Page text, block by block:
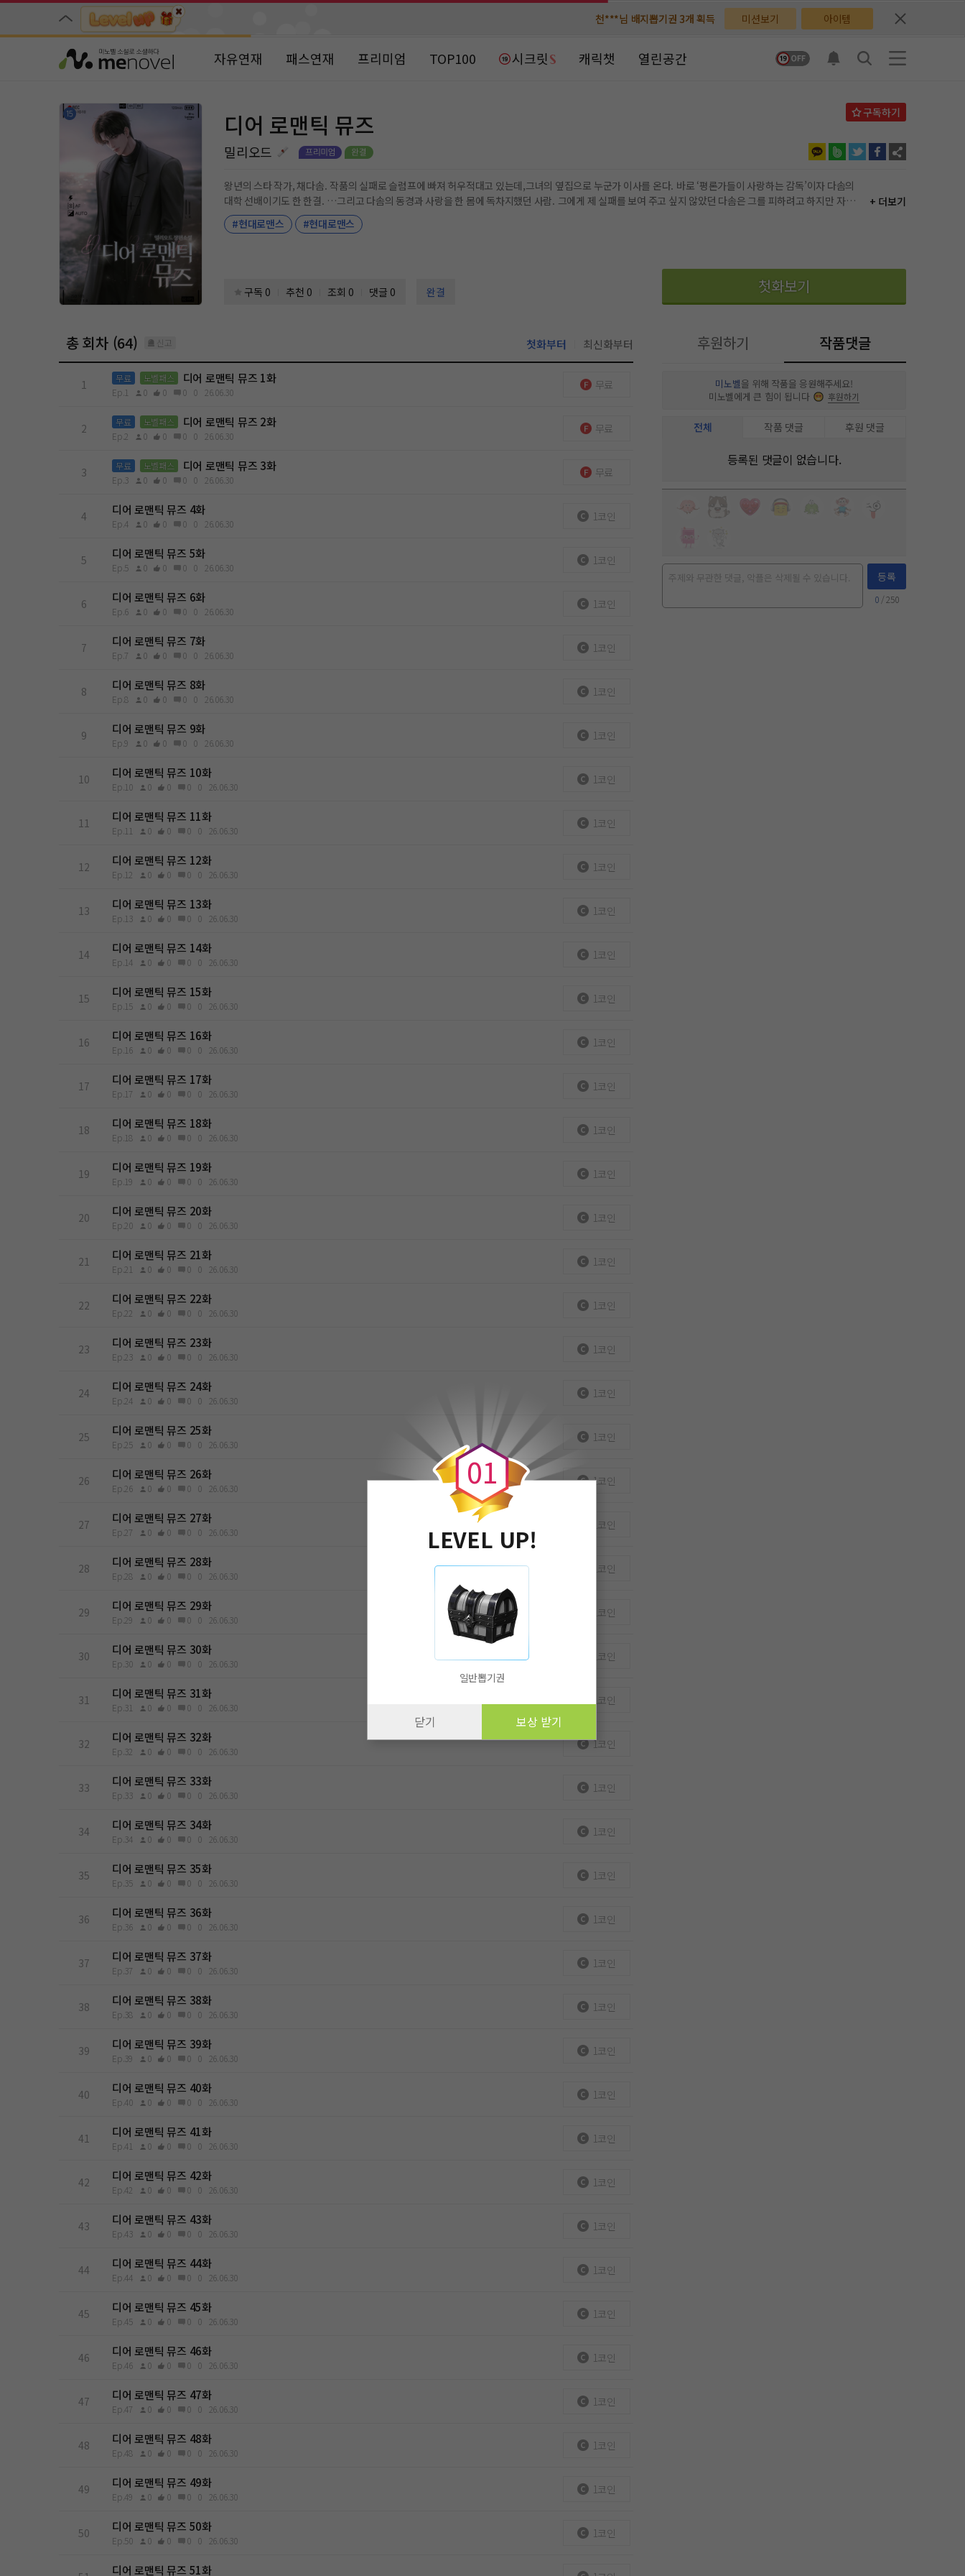
천***님 배지뽑기권 3개 획득
천***님 배지뽑기권 3개 획득
메**님 노벨패스 체험권 3일 획득
메**님 노벨패스 체험권 3일 획득
갈***님 후원10코인 획득
갈***님 후원10코인 획득
미션보기 아이템
자유연재 패스연재 프리미엄 TOP100 시크릿 캐릭챗 열린공간
디어 로맨틱 뮤즈
밀리오드
왕년의 스타 작가, 채다솜. 작품의 실패로 슬럼프에 빠져 허우적대고 있는데,그녀의 옆집으로 누군가 이사를 온다. 바로 ‘평론가들이 사랑하는 감독’이자 다솜의
대학 선배이기도 한 한결. …그리고 다솜의 동경과 사랑을 한 몸에 독차지했던 사람. 그에게 제 실패를 보여 주고 싶지 않았던 다솜은 그를 피하려고 하지만 자꾸
의도치 않게 그에게 실수를 하게 되고, 속상함에 술을 마시다가 기어이 선을 넘어 버리고 마는데…. “선배, 나랑 잘래요?” 돌이킬 수 없게 되어 버렸다고 후회하
던 차, 생각지도 못하게 그에게 되돌려 받고 만다. “내가 어제 얼마나 난감하고 아팠었는지 역지사지로 겪어 봐야지, 다솜아. 그래야 내가 지금 얼마나 억울한지
+ 더보기
#현대로맨스
#현대로맨스
구독 0 추천 0 조회 0 댓글 0 완결 첫화보기
총 회차 (64) 신고 첫화부터 최신화부터
1 무료 노벨패스 디어 로맨틱 뮤즈 1화
Ep.1 0 0 0 0 26.06.30
무료
2 무료 노벨패스 디어 로맨틱 뮤즈 2화
Ep.2 0 0 0 0 26.06.30
무료
3 무료 노벨패스 디어 로맨틱 뮤즈 3화
Ep.3 0 0 0 0 26.06.30
무료
4 디어 로맨틱 뮤즈 4화
Ep.4 0 0 0 0 26.06.30
1코인
5 디어 로맨틱 뮤즈 5화
Ep.5 0 0 0 0 26.06.30
1코인
6 디어 로맨틱 뮤즈 6화
Ep.6 0 0 0 0 26.06.30
1코인
7 디어 로맨틱 뮤즈 7화
Ep.7 0 0 0 0 26.06.30
1코인
8 디어 로맨틱 뮤즈 8화
Ep.8 0 0 0 0 26.06.30
1코인
9 디어 로맨틱 뮤즈 9화
Ep.9 0 0 0 0 26.06.30
1코인
10 디어 로맨틱 뮤즈 10화
Ep.10 0 0 0 0 26.06.30
1코인
11 디어 로맨틱 뮤즈 11화
Ep.11 0 0 0 0 26.06.30
1코인
12 디어 로맨틱 뮤즈 12화
Ep.12 0 0 0 0 26.06.30
1코인
13 디어 로맨틱 뮤즈 13화
Ep.13 0 0 0 0 26.06.30
1코인
14 디어 로맨틱 뮤즈 14화
Ep.14 0 0 0 0 26.06.30
1코인
15 디어 로맨틱 뮤즈 15화
Ep.15 0 0 0 0 26.06.30
1코인
16 디어 로맨틱 뮤즈 16화
Ep.16 0 0 0 0 26.06.30
1코인
17 디어 로맨틱 뮤즈 17화
Ep.17 0 0 0 0 26.06.30
1코인
18 디어 로맨틱 뮤즈 18화
Ep.18 0 0 0 0 26.06.30
1코인
19 디어 로맨틱 뮤즈 19화
Ep.19 0 0 0 0 26.06.30
1코인
20 디어 로맨틱 뮤즈 20화
Ep.20 0 0 0 0 26.06.30
1코인
21 디어 로맨틱 뮤즈 21화
Ep.21 0 0 0 0 26.06.30
1코인
22 디어 로맨틱 뮤즈 22화
Ep.22 0 0 0 0 26.06.30
1코인
23 디어 로맨틱 뮤즈 23화
Ep.23 0 0 0 0 26.06.30
1코인
24 디어 로맨틱 뮤즈 24화
Ep.24 0 0 0 0 26.06.30
1코인
25 디어 로맨틱 뮤즈 25화
Ep.25 0 0 0 0 26.06.30
1코인
26 디어 로맨틱 뮤즈 26화
Ep.26 0 0 0 0 26.06.30
1코인
27 디어 로맨틱 뮤즈 27화
Ep.27 0 0 0 0 26.06.30
1코인
28 디어 로맨틱 뮤즈 28화
Ep.28 0 0 0 0 26.06.30
1코인
29 디어 로맨틱 뮤즈 29화
Ep.29 0 0 0 0 26.06.30
1코인
30 디어 로맨틱 뮤즈 30화
Ep.30 0 0 0 0 26.06.30
1코인
31 디어 로맨틱 뮤즈 31화
Ep.31 0 0 0 0 26.06.30
1코인
32 디어 로맨틱 뮤즈 32화
Ep.32 0 0 0 0 26.06.30
1코인
33 디어 로맨틱 뮤즈 33화
Ep.33 0 0 0 0 26.06.30
1코인
34 디어 로맨틱 뮤즈 34화
Ep.34 0 0 0 0 26.06.30
1코인
35 디어 로맨틱 뮤즈 35화
Ep.35 0 0 0 0 26.06.30
1코인
36 디어 로맨틱 뮤즈 36화
Ep.36 0 0 0 0 26.06.30
1코인
37 디어 로맨틱 뮤즈 37화
Ep.37 0 0 0 0 26.06.30
1코인
38 디어 로맨틱 뮤즈 38화
Ep.38 0 0 0 0 26.06.30
1코인
39 디어 로맨틱 뮤즈 39화
Ep.39 0 0 0 0 26.06.30
1코인
40 디어 로맨틱 뮤즈 40화
Ep.40 0 0 0 0 26.06.30
1코인
41 디어 로맨틱 뮤즈 41화
Ep.41 0 0 0 0 26.06.30
1코인
42 디어 로맨틱 뮤즈 42화
Ep.42 0 0 0 0 26.06.30
1코인
43 디어 로맨틱 뮤즈 43화
Ep.43 0 0 0 0 26.06.30
1코인
44 디어 로맨틱 뮤즈 44화
Ep.44 0 0 0 0 26.06.30
1코인
45 디어 로맨틱 뮤즈 45화
Ep.45 0 0 0 0 26.06.30
1코인
46 디어 로맨틱 뮤즈 46화
Ep.46 0 0 0 0 26.06.30
1코인
47 디어 로맨틱 뮤즈 47화
Ep.47 0 0 0 0 26.06.30
1코인
48 디어 로맨틱 뮤즈 48화
Ep.48 0 0 0 0 26.06.30
1코인
49 디어 로맨틱 뮤즈 49화
Ep.49 0 0 0 0 26.06.30
1코인
50 디어 로맨틱 뮤즈 50화
Ep.50 0 0 0 0 26.06.30
1코인
디어 로맨틱 뮤즈 51화
후원하기 작품댓글
미노벨을 위해 작품을 응원해주세요!
미노벨에게 큰 힘이 됩니다
후원하기
전체 작품 댓글 후원 댓글
등록된 댓글이 없습니다.
등록
0 / 250
0
0
1
LEVEL UP!
일반뽑기권
닫기 보상 받기